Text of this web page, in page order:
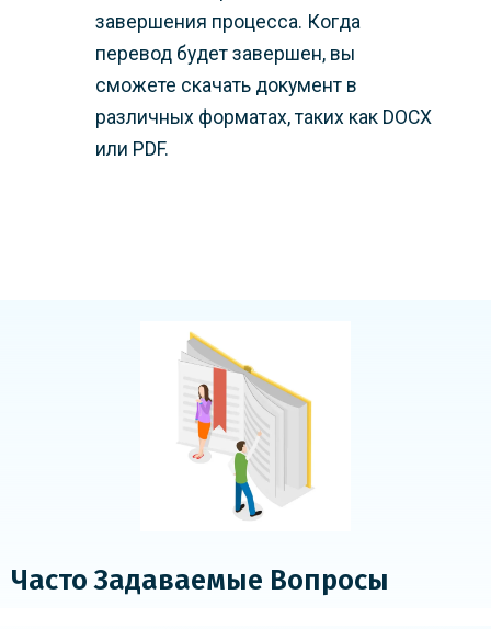
завершения процесса. Когда
перевод будет завершен, вы
сможете скачать документ в
различных форматах, таких как DOCX
или PDF.
Часто Задаваемые Вопросы